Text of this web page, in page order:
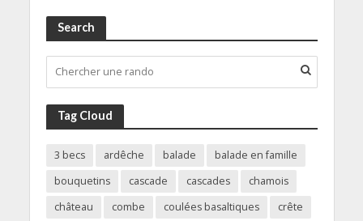
Search
Tag Cloud
3 becs ardêche balade
balade en famille
bouquetins
cascade cascades
chamois
château
combe coulées basaltiques
crête